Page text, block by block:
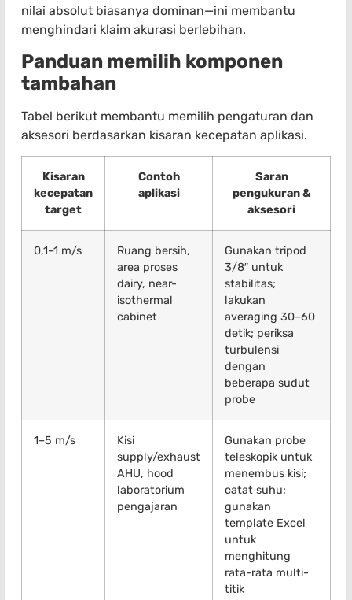
nilai absolut biasanya dominan—ini membantu
menghindari klaim akurasi berlebihan.
Panduan memilih komponen
tambahan
Tabel berikut membantu memilih pengaturan dan
aksesori berdasarkan kisaran kecepatan aplikasi.
Kisaran
kecepatan
target
Contoh
aplikasi
Saran
pengukuran &
aksesori
0,1–1 m/s
Ruang bersih,
area proses
dairy, near-
isothermal
cabinet
Gunakan tripod
3/8″ untuk
stabilitas;
lakukan
averaging 30–60
detik; periksa
turbulensi
dengan
beberapa sudut
probe
1–5 m/s
Kisi
supply/exhaust
AHU, hood
laboratorium
pengajaran
Gunakan probe
teleskopik untuk
menembus kisi;
catat suhu;
gunakan
template Excel
untuk
menghitung
rata-rata multi-
titik